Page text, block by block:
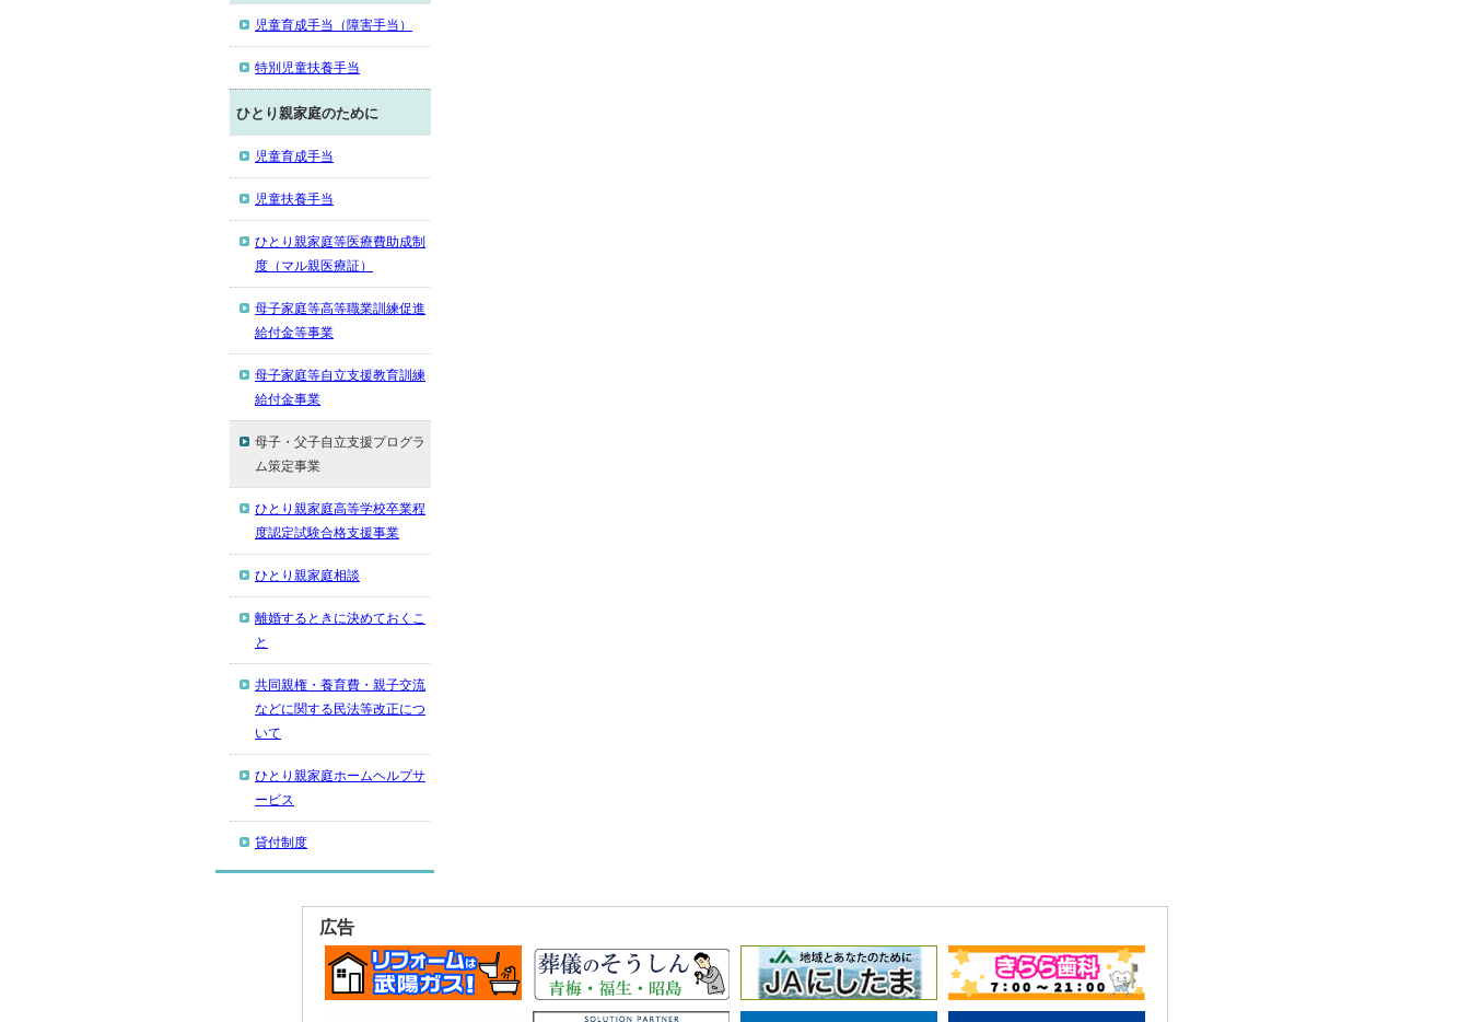
児童育成手当（障害手当）
特別児童扶養手当
ひとり親家庭のために
児童育成手当
児童扶養手当
ひとり親家庭等医療費助成制
度（マル親医療証）
母子家庭等高等職業訓練促進
給付金等事業
母子家庭等自立支援教育訓練
給付金事業
母子・父子自立支援プログラ
ム策定事業
ひとり親家庭高等学校卒業程
度認定試験合格支援事業
ひとり親家庭相談
離婚するときに決めておくこ
と
共同親権・養育費・親子交流
などに関する民法等改正につ
いて
ひとり親家庭ホームヘルプサ
ービス
貸付制度
広告